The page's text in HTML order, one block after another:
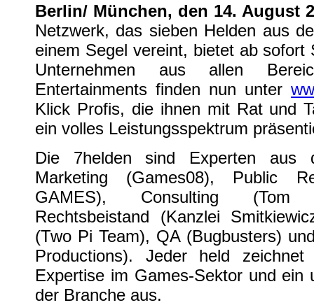
Berlin/ München, den 14. August
Netzwerk, das sieben Helden aus
einem Segel vereint, bietet ab sofort
Unternehmen aus allen
Entertainments finden nun unter
Klick Profis, die ihnen mit Rat und
ein volles Leistungsspektrum
Die 7helden sind Experten aus
Marketing (Games08), Public
GAMES), Consulting (Tom
Rechtsbeistand (Kanzlei
(Two Pi Team), QA (Bugbusters)
Productions). Jeder held
Expertise im Games-Sektor und ein
der Branche aus.